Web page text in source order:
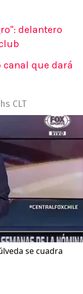
delantero
canal que dará
CLT
se cuadra